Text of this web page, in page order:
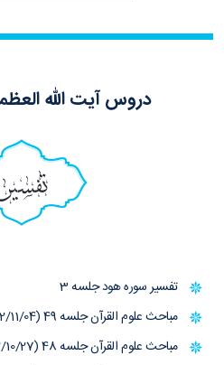
دروس آیت الله
تفسیر سوره هود جلسه 3
مباحث علوم القرآن جلسه 49 (1402/11/04)
مباحث علوم القرآن جلسه 48 (1402/10/27)